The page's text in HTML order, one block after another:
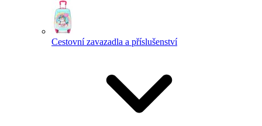
Cestovní zavazadla a příslušenství